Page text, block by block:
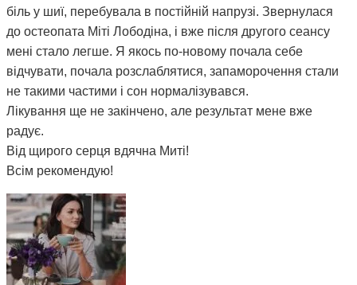
біль у шиї, перебувала в постійній напрузі. Звернулася
до остеопата Міті Лободіна, і вже після другого сеансу
мені стало легше. Я якось по-новому почала себе
відчувати, почала розслаблятися, запаморочення стали
не такими частими і сон нормалізувався.
Лікування ще не закінчено, але результат мене вже
радує.
Від щирого серця вдячна Миті!
Всім рекомендую!